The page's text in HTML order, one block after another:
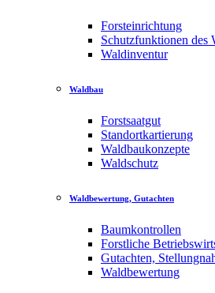
Forsteinrichtung
Schutzfunktionen des
Waldinventur
Waldbau
Forstsaatgut
Standortkartierung
Waldbaukonzepte
Waldschutz
Waldbewertung, Gutachten
Baumkontrollen
Forstliche
Gutachten,
Waldbewertung